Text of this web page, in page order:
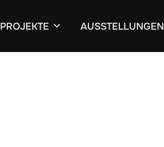
PROJEKTE AUSSTELLUNGEN